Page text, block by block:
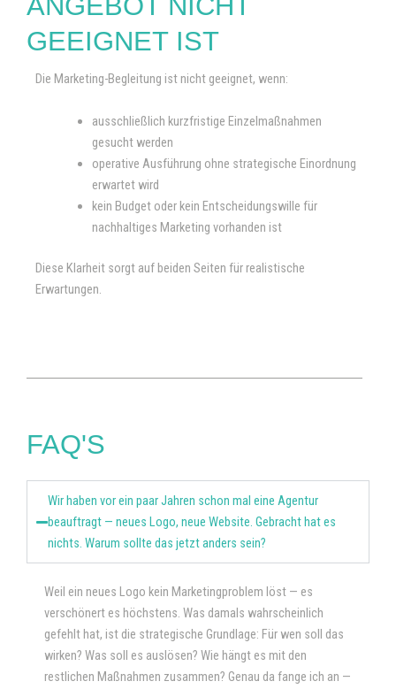
GEEIGNET IST
Die Marketing-Begleitung ist nicht geeignet, wenn:
ausschließlich kurzfristige Einzelmaßnahmen
gesucht werden
operative Ausführung ohne strategische Einordnung
erwartet wird
kein Budget oder kein Entscheidungswille für
nachhaltiges Marketing vorhanden ist
Diese Klarheit sorgt auf beiden Seiten für realistische
Erwartungen.
FAQ'S
Wir haben vor ein paar Jahren schon mal eine Agentur
beauftragt — neues Logo, neue Website. Gebracht hat es
nichts. Warum sollte das jetzt anders sein?
Weil ein neues Logo kein Marketingproblem löst — es
verschönert es höchstens. Was damals wahrscheinlich
gefehlt hat, ist die strategische Grundlage: Für wen soll das
wirken? Was soll es auslösen? Wie hängt es mit den
restlichen Maßnahmen zusammen? Genau da fange ich an —